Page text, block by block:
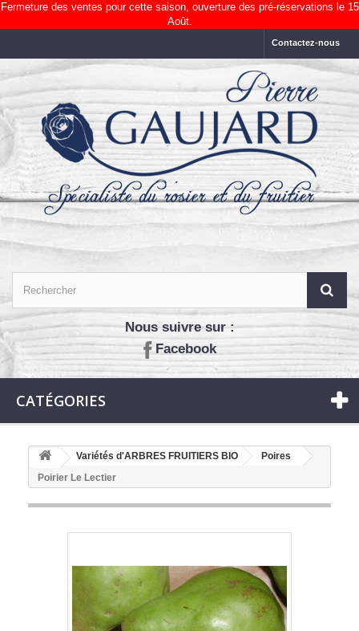
Fermeture des ventes pour cette saison, ouverture des pré-réservations le 15
Août.
Contactez-nous
Nous suivre sur :
Facebook
CATÉGORIES
Variétés d'ARBRES FRUITIERS BIO
Poires
Poirier Le Lectier